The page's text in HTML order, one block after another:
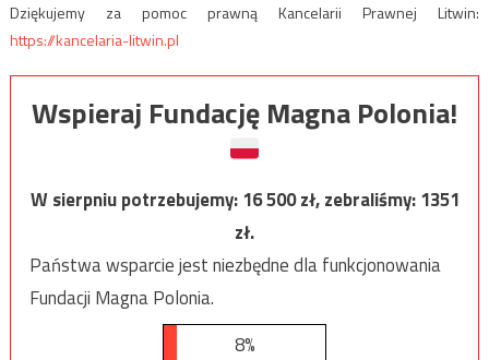
Dziękujemy za pomoc prawną Kancelarii Prawnej Litwin:
https://kancelaria-litwin.pl
Wspieraj Fundację Magna Polonia!
W sierpniu potrzebujemy:16 500zł, zebraliśmy:1351
zł.
Państwa wsparcie jest niezbędne dla funkcjonowania
Fundacji Magna Polonia.
8%